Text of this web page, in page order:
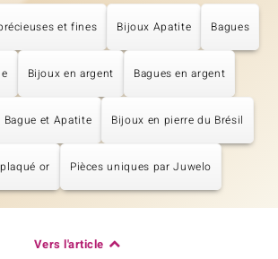
et fines Bijoux Apatite Bagues
Bijoux en argent Bagues en argent
Bague et Apatite Bijoux en pierre du Brésil
or Pièces uniques par Juwelo
Vers l'article